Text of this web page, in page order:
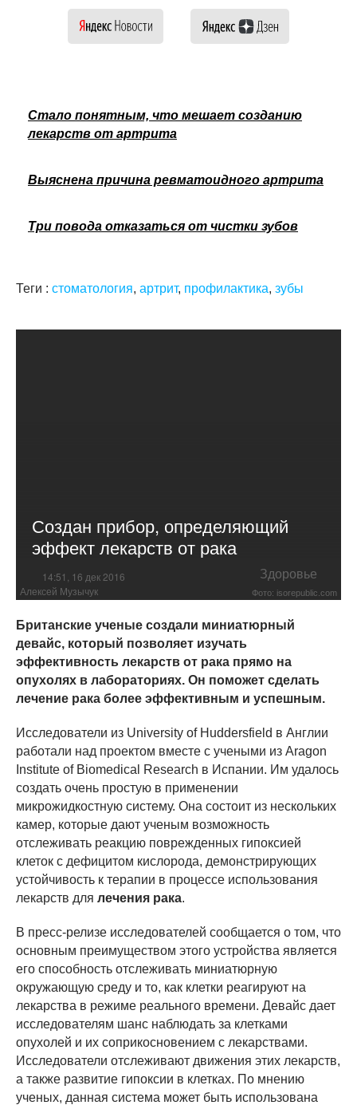
Стало понятным, что мешает созданию
лекарств от артрита
Выяснена причина ревматоидного артрита
Три повода отказаться от чистки зубов
Теги : стоматология, артрит, профилактика, зубы
Создан прибор, определяющий
эффект лекарств от рака
14:51, 16 дек 2016 Здоровье
Алексей Музычук Фото: isorepublic.com
Британские ученые создали миниатюрный
девайс, который позволяет изучать
эффективность лекарств от рака прямо на
опухолях в лабораториях. Он поможет сделать
лечение рака более эффективным и успешным.
Исследователи из University of Huddersfield в Англии
работали над проектом вместе с учеными из Aragon
Institute of Biomedical Research в Испании. Им удалось
создать очень простую в применении
микрожидкостную систему. Она состоит из нескольких
камер, которые дают ученым возможность
отслеживать реакцию поврежденных гипоксией
клеток с дефицитом кислорода, демонстрирующих
устойчивость к терапии в процессе использования
лекарств для лечения рака.
В пресс-релизе исследователей сообщается о том, что
основным преимуществом этого устройства является
его способность отслеживать миниатюрную
окружающую среду и то, как клетки реагируют на
лекарства в режиме реального времени. Девайс дает
исследователям шанс наблюдать за клетками
опухолей и их соприкосновением с лекарствами.
Исследователи отслеживают движения этих лекарств,
а также развитие гипоксии в клетках. По мнению
ученых, данная система может быть использована